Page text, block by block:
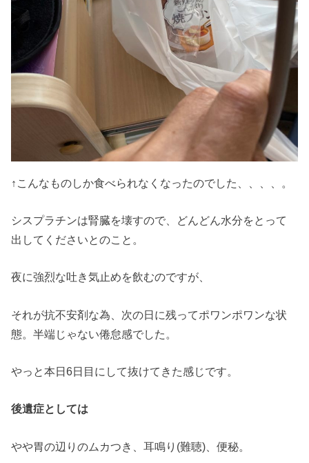
↑こんなものしか食べられなくなったのでした、、、、。
シスプラチンは腎臓を壊すので、どんどん水分をとって
出してくださいとのこと。
夜に強烈な吐き気止めを飲むのですが、
それが抗不安剤な為、次の日に残ってポワンポワンな状
態。半端じゃない倦怠感でした。
やっと本日6日目にして抜けてきた感じです。
後遺症としては
やや胃の辺りのムカつき、耳鳴り(難聴)、便秘。